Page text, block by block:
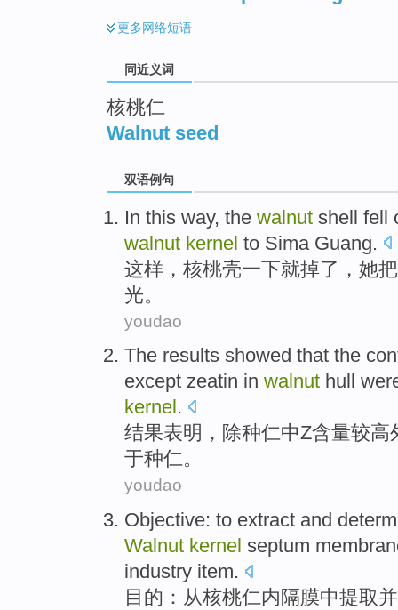
更多网络短语
同近义词
核桃仁
Walnut seed
双语例句
In this way, the walnut shell fell
walnut kernel to Sima Guang.
这样 ， 核桃壳一下就掉了， 她把
光。
youdao
The results showed that the
except zeatin in walnut hull
kernel .
结果表明 ， 除种仁中Z含量较高
于种仁。
youdao
Objective: to extract and
Walnut kernel septum
industry item.
目的 ： 从核桃仁内隔膜中提取并